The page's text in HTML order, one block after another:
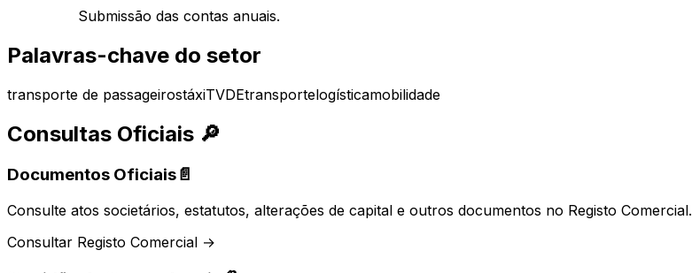
Submissão das contas anuais.
Palavras-chave do setor
transporte de passageirostáxiTVDEtransportelogísticamobilidade
Consultas Oficiais 🔎
Documentos Oficiais📄
Consulte atos societários, estatutos, alterações de capital e outros documentos no Registo Comercial.
Consultar Registo Comercial →